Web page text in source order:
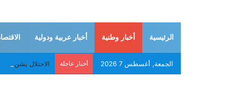
الرئيسية أخبار وطنية أخبار عربية ودولية
الجمعة, أغسطس 7 2026 أخبار عاجلة الاحتلال يشن